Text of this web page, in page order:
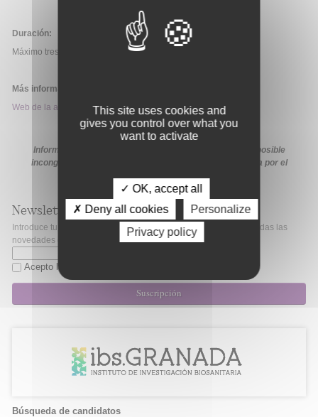
Duración:
Máximo tres meses.
Más información:
Web de la ayuda
Información extraída de la web de la ayuda. En caso de posible
incongruencia, prevalecerá la información proporcionada por el
Newsletter
Introduce tu correo electrónico si quieres mantenerte al día de todas las
novedades de Fibao.
Acepto la
Suscripción
Búsqueda de candidatos
This site uses cookies and
gives you control over what you
want to activate
✓ OK, accept all
✗ Deny all cookies
Personalize
Privacy policy